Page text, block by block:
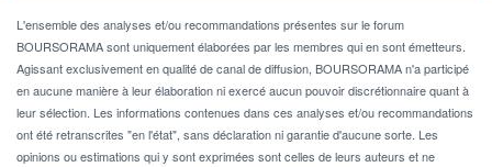
L'ensemble des analyses et/ou recommandations présentes sur le forum
BOURSORAMA sont uniquement élaborées par les membres qui en sont émetteurs.
Agissant exclusivement en qualité de canal de diffusion, BOURSORAMA n'a participé
en aucune manière à leur élaboration ni exercé aucun pouvoir discrétionnaire quant à
leur sélection. Les informations contenues dans ces analyses et/ou recommandations
ont été retranscrites "en l'état", sans déclaration ni garantie d'aucune sorte. Les
opinions ou estimations qui y sont exprimées sont celles de leurs auteurs et ne